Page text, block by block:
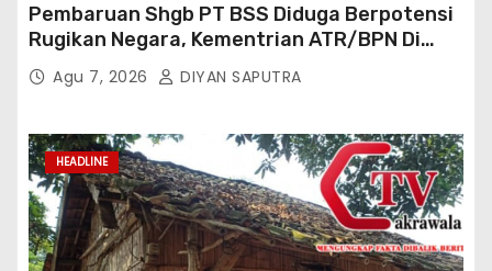
Pembaruan Shgb PT BSS Diduga Berpotensi
Rugikan Negara, Kementrian ATR/BPN Di
Gugat Di PTUN Jakarta
Agu 7, 2026 DIYAN SAPUTRA
HEADLINE